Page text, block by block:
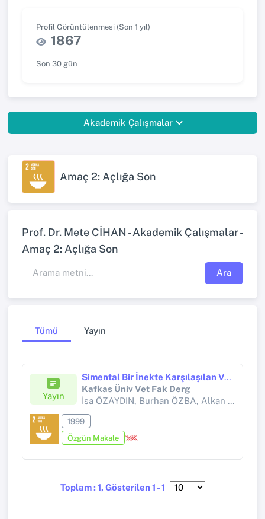
Profil Görüntülenmesi (Son 1 yıl)
1867
Son 30 gün
Akademik Çalışmalar
Amaç 2: Açlığa Son
Prof. Dr. Mete CİHAN - Akademik Çalışmalar -
Amaç 2: Açlığa Son
Ara
Tümü Yayın
Yayın
Simental Bir İnekte Karşılaşılan Vejetatif Bursitis Prekarpalis Carpal Hygroma Olgusu
Kafkas Üniv Vet Fak Derg
İsa ÖZAYDIN, Burhan ÖZBA, Alkan KAMİLOĞLU,
1999
Özgün Makale
Toplam : 1, Gösterilen 1 - 1